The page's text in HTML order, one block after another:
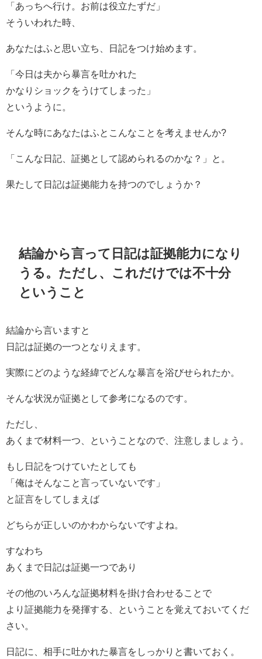
「あっちへ行け。お前は役立たずだ」
そういわれた時、
あなたはふと思い立ち、日記をつけ始めます。
「今日は夫から暴言を吐かれた
かなりショックをうけてしまった」
というように。
そんな時にあなたはふとこんなことを考えませんか?
「こんな日記、証拠として認められるのかな？」と。
果たして日記は証拠能力を持つのでしょうか？
結論から言って日記は証拠能力になり
うる。ただし、これだけでは不十分
ということ
結論から言いますと
日記は証拠の一つとなりえます。
実際にどのような経緯でどんな暴言を浴びせられたか。
そんな状況が証拠として参考になるのです。
ただし、
あくまで材料一つ、ということなので、注意しましょう。
もし日記をつけていたとしても
「俺はそんなこと言っていないです」
と証言をしてしまえば
どちらが正しいのかわからないですよね。
すなわち
あくまで日記は証拠一つであり
その他のいろんな証拠材料を掛け合わせることで
より証拠能力を発揮する、ということを覚えておいてくだ
さい。
日記に、相手に吐かれた暴言をしっかりと書いておく。